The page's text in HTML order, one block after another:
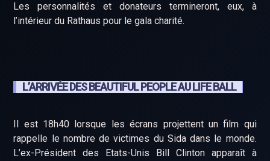
Les personnalités et donateurs termineront, eux, à
l’intérieur du Rathaus pour le gala charité.
L’ARRIVÉE DES BEAUTIFUL PEOPLE AU LIFE BALL
Il est 18h40 lorsque les écrans projettent un film qui
rappelle le nombre de victimes du Sida dans le monde.
L’ex-Président des Etats-Unis Bill Clinton apparaît à